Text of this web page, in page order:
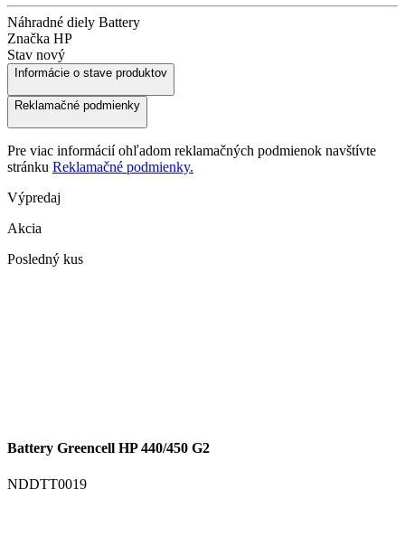
Náhradné diely Battery
Značka HP
Stav nový
Informácie o stave produktov
Reklamačné podmienky
Pre viac informácií ohľadom reklamačných podmienok navštívte
stránku Reklamačné podmienky.
Výpredaj
Akcia
Posledný kus
Battery Greencell HP 440/450 G2
NDDTT0019